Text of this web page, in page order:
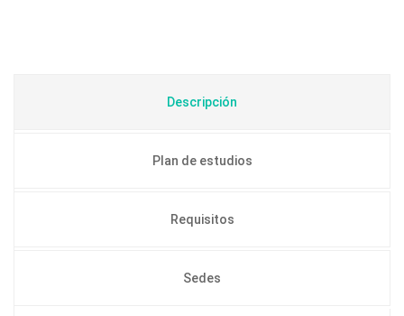
Descripción
Plan de estudios
Requisitos
Sedes